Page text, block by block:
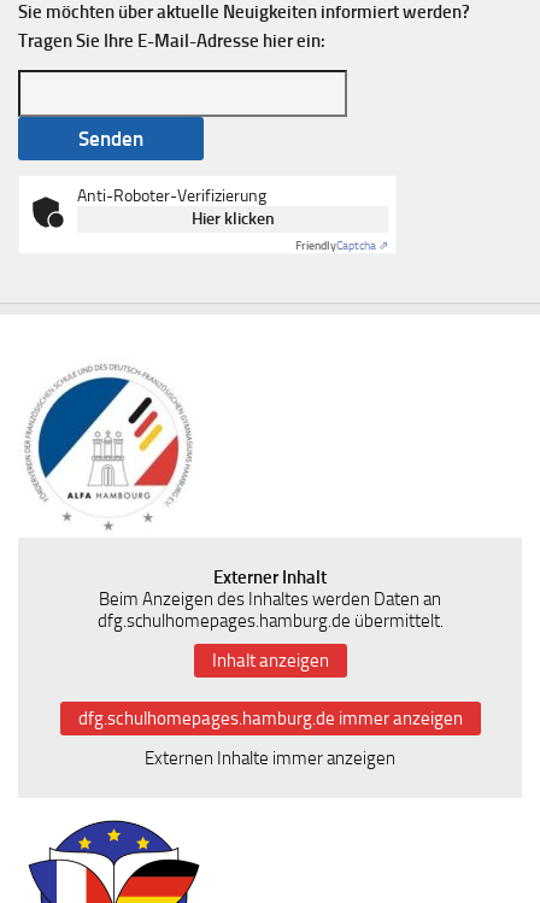
Sie möchten über aktuelle Neuigkeiten informiert werden?
Tragen Sie Ihre E-Mail-Adresse hier ein:
Anti-Roboter-Verifizierung
Hier klicken
FriendlyCaptcha ⇗
Externer Inhalt
Beim Anzeigen des Inhaltes werden Daten an
dfg.schulhomepages.hamburg.de übermittelt.
Inhalt anzeigen
dfg.schulhomepages.hamburg.de immer anzeigen
Externen Inhalte immer anzeigen